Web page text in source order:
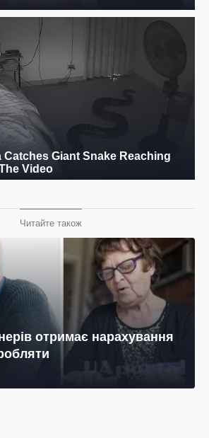
Читайте також
отримає нарахування